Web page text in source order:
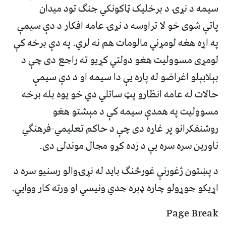
سیمه د نړۍ د برخلیک ټاکونکي جنګ تود میدان
پاتې شوی خو لا تراوسه د نړۍ عامه افکار د دې سیمې
په اړه هغه لومړني مالومات هم نه لري. په دې برخه کې
لومړی مسوولیت هغو دولتي کړیو ته راجع دی چې د
بېلابېلو اغراضو له پاره یې دا سیمه او د دې سیمې
حالات له عامه انظارو پټ ساتلي دي خو یوه بله برخه
مسوولیت په همدې سیمه کې د مېشتو هغو
روشنفکرانو پر غاړه دی چې د حاکم تعلیمي-فرهنګي
ناورین سره سره یې د زده کړو مجال موندلی دی.
د پښتون ژغورنې غورځنګ باید له نړۍوالو رسنیو سره د
اړیکو جوړولو چاره ډېره جدي ونیسي او ورته کار ووایي.
Page Break